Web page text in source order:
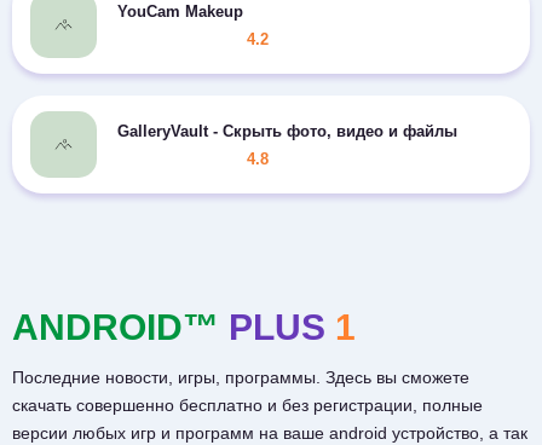
YouCam Makeup
4.2
GalleryVault - Скрыть фото, видео и файлы
4.8
ANDROID™ PLUS 1
Последние новости, игры, программы. Здесь вы сможете
скачать совершенно бесплатно и без регистрации, полные
версии любых игр и программ на ваше android устройство, а так